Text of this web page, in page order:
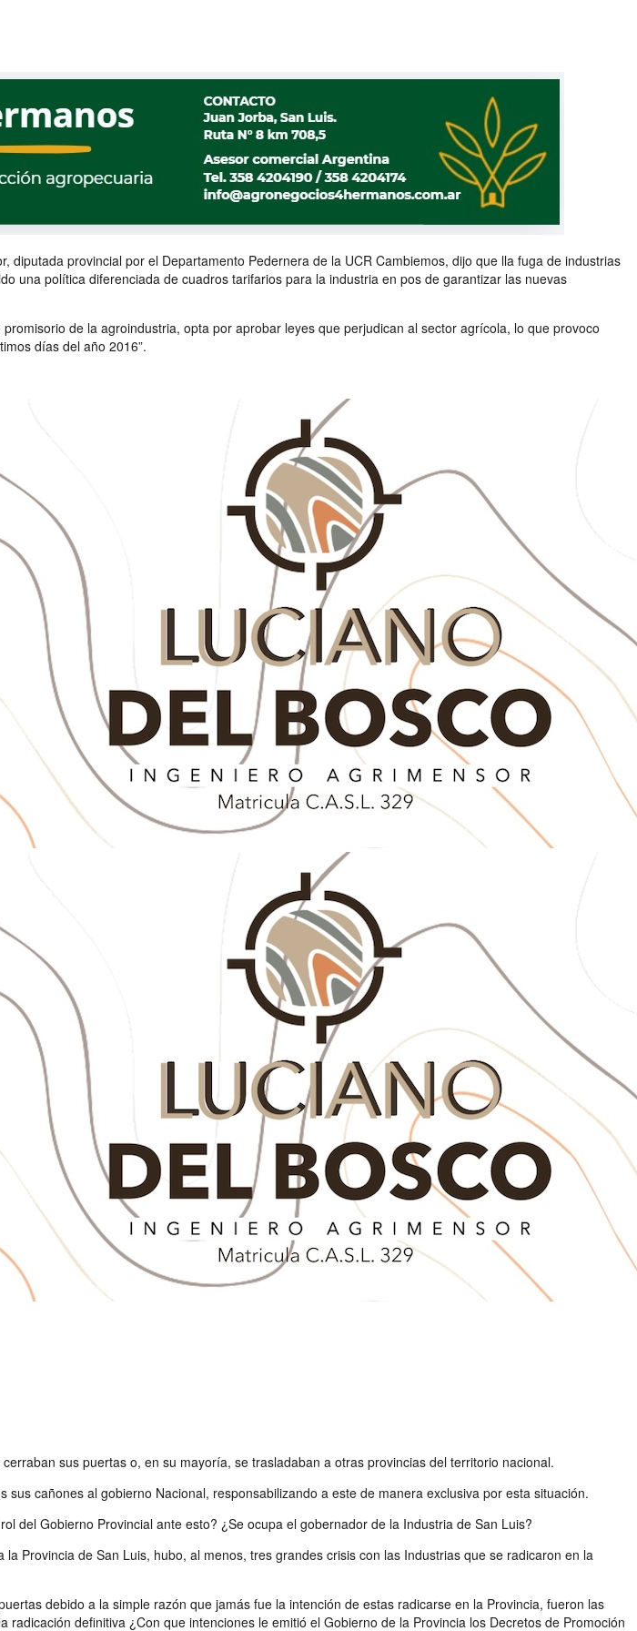
provincial por el Departamento Pedernera de la UCR Cambiemos, dijo que lla fuga de industrias
una política diferenciada de cuadros tarifarios para la industria en pos de garantizar las nuevas
de la agroindustria, opta por aprobar leyes que perjudican al sector agrícola, lo que provoco
días del año 2016”.
sus puertas o, en su mayoría, se trasladaban a otras provincias del territorio nacional.
cañones al gobierno Nacional, responsabilizando a este de manera exclusiva por esta situación.
del Gobierno Provincial ante esto? ¿Se ocupa el gobernador de la Industria de San Luis?
Provincia de San Luis, hubo, al menos, tres grandes crisis con las Industrias que se radicaron en la
debido a la simple razón que jamás fue la intención de estas radicarse en la Provincia, fueron las
definitiva ¿Con que intenciones le emitió el Gobierno de la Provincia los Decretos de Promoción